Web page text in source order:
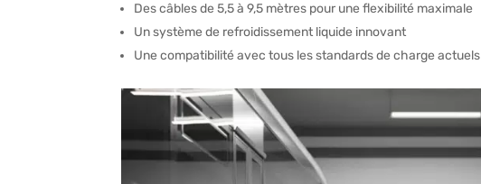
Des câbles de 5,5 à 9,5 mètres pour une flexibilité maximale
Un système de refroidissement liquide innovant
Une compatibilité avec tous les standards de charge actuels